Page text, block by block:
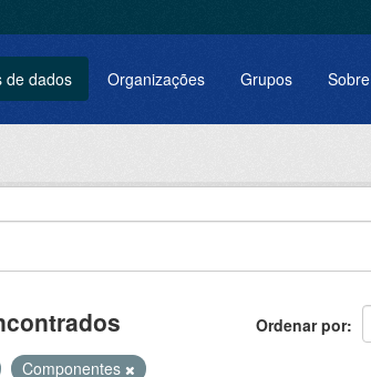
de dados Organizações Grupos Sobre
Ordenar por
Componentes